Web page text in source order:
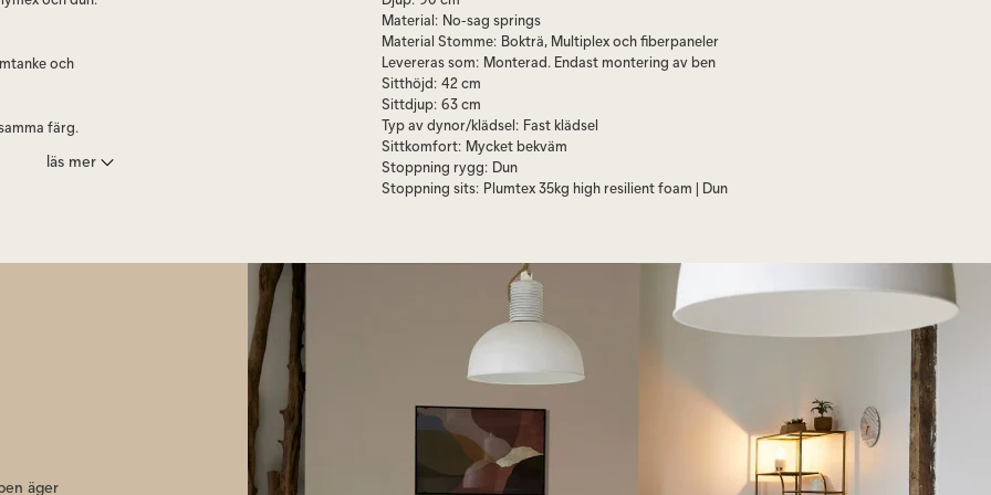
och
färg.
läs mer
Material: No-sag springs
Material Stomme: Bokträ, Multiplex och fiberpaneler
Levereras som: Monterad. Endast montering av ben
Sitthöjd: 42 cm
Sittdjup: 63 cm
Typ av dynor/klädsel: Fast klädsel
Sittkomfort: Mycket bekväm
Stoppning rygg: Dun
Stoppning sits: Plumtex 35kg high resilient foam | Dun
äger